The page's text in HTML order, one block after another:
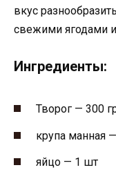
вкус
свежими ягодами
Ингредиенты:
Творог — 300
крупа манная
яйцо — 1 шт